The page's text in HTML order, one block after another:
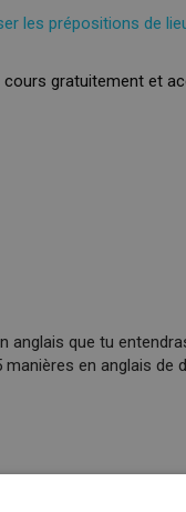
les prépositions de
gratuitement et
anglais que tu
en anglais de